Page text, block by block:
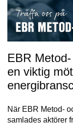
EBR
en viktig
När EBR Metod-
samlades aktörer